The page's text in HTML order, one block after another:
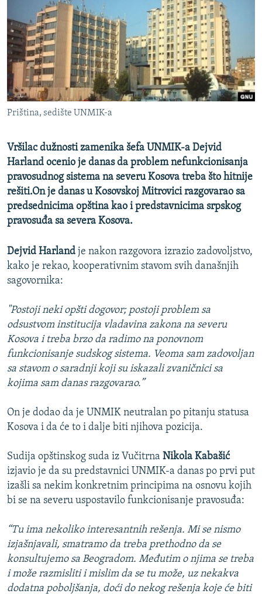
ISPRIČAJ MI
DNEVNO@RSE
SPECIJALI RSE
VIŠE OD NASLOVA
GENOCID U SREBRENICI
POPLAVE I KLIZIŠTA U BIH 2024.
POST SCRIPTUM
MOJA EVROPA
TRI DECENIJE OD RATA U BIH
SVE KARTE DEJTONA
NASTANAK I RASPAD JUGOSLAVIJE
PRATITE NAS
Sve RFE/RL stranice
Priština, sedište UNMIK-a
Vršilac dužnosti zamenika šefa UNMIK-a Dejvid
Harland ocenio je danas da problem nefunkcionisanja
pravosudnog sistema na severu Kosova treba što hitnije
rešiti.On je danas u Kosovskoj Mitrovici razgovarao sa
predsednicima opština kao i predstavnicima srpskog
pravosuđa sa severa Kosova.
Dejvid Harland je nakon razgovora izrazio zadovoljstvo,
kako je rekao, kooperativnim stavom svih današnjih
sagovornika:
"Postoji neki opšti dogovor; postoji problem sa
odsustvom institucija vladavina zakona na severu
Kosova i treba brzo da radimo na ponovnom
funkcionisanje sudskog sistema. Veoma sam zadovoljan
sa stavom o saradnji koji su iskazali zvaničnici sa
kojima sam danas razgovarao.”
On je dodao da je UNMIK neutralan po pitanju statusa
Kosova i da će to i dalje biti njihova pozicija.
Sudija opštinskog suda iz Vučitrna Nikola Kabašić
izjavio je da su predstavnici UNMIK-a danas po prvi put
izašli sa nekim konkretnim principima na osnovu kojih
bi se na severu uspostavilo funkcionisanje pravosuđa:
“Tu ima nekoliko interesantnih rešenja. Mi se nismo
izjašnjavali, smatramo da treba prethodno da se
konsultujemo sa Beogradom. Međutim o njima se treba
i može razmisliti i mislim da se tu može, uz nekakva
dodatna poboljšanja, doći do nekog rešenja koje će biti